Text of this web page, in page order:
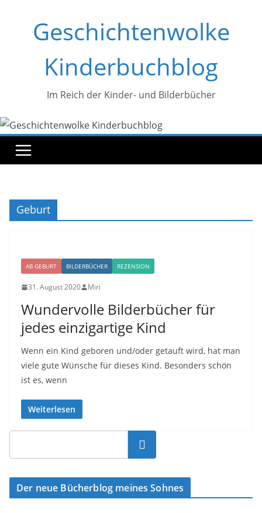
springenGeschichtenwolke
Kinderbuchblog
Im Reich der Kinder- und Bilderbücher
Geburt
AB GEBURT BILDERBÜCHER REZENSION
31. August 2020 Miri
Wundervolle Bilderbücher für
jedes einzigartige Kind
Wenn ein Kind geboren und/oder getauft wird, hat man
viele gute Wünsche für dieses Kind. Besonders schön
ist es, wenn
Weiterlesen
Suchen
Der neue Bücherblog meines Sohnes